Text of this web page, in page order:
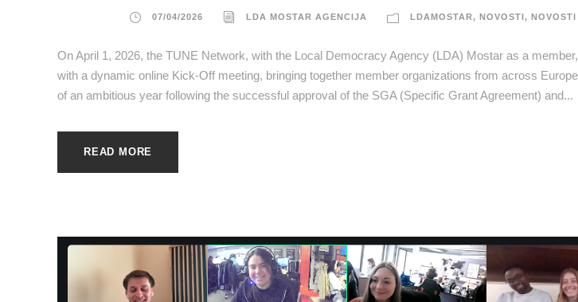
07/04/2026 LDA MOSTAR AGENCIJA LDAMOSTAR, NOVOSTI ,
On April 1, 2026, the TUNE Network, with the Local Democracy Agency (LDA) Mostar as a
with a dynamic online Kick-Off meeting, bringing together member organizations from across
of an ambitious year following the successful approval of the SGA (Specific Grant Agreement) and...
READ MORE